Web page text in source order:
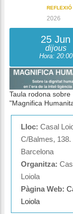
REFLEXIÓ
2026
25 Jun
dijous
Hora: 20:00
Taula rodona sobre
"Magnifica
Lloc: Casal
C/Balmes, 138.
Barcelona
Organitza:
Loiola
Pàgina Web:
Loiola